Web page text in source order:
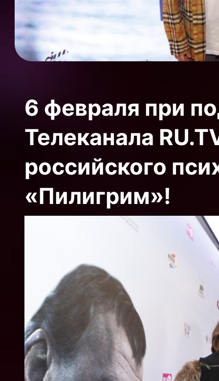
6 февраля при
Телеканала
российского
«Пилигрим»!